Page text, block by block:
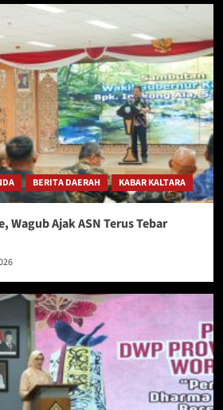
BERITA DAERAH KABAR KALTARA
Wagub Ajak ASN Terus Tebar